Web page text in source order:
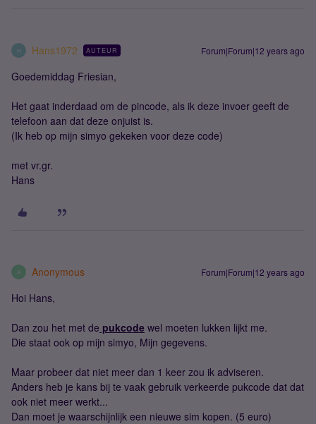
H Hans1972 AUTEUR Forum|Forum|12 years ago
Goedemiddag Friesian,
Het gaat inderdaad om de pincode, als ik deze invoer geeft de
telefoon aan dat deze onjuist is.
(Ik heb op mijn simyo gekeken voor deze code)
met vr.gr.
Hans
A Anonymous Forum|Forum|12 years ago
Hoi Hans,
Dan zou het met de pukcode wel moeten lukken lijkt me.
Die staat ook op mijn simyo, Mijn gegevens.
Maar probeer dat niet meer dan 1 keer zou ik adviseren.
Anders heb je kans bij te vaak gebruik verkeerde pukcode dat dat
ook niet meer werkt...
Dan moet je waarschijnlijk een nieuwe sim kopen. (5 euro)